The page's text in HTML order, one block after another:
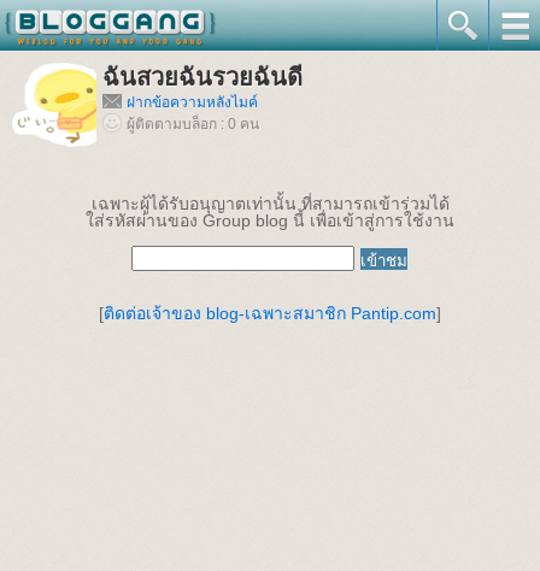
ฉันสวยฉันรวยฉันดี
ฝากข้อความหลังไมค์
ผู้ติดตามบล็อก : 0 คน
เฉพาะผู้ได้รับอนุญาตเท่านั้น ที่สามารถเข้าร่วมได้
ใส่รหัสผ่านของ Group blog นี้ เพื่อเข้าสู่การใช้งาน
[ติดต่อเจ้าของ blog-เฉพาะสมาชิก Pantip.com]